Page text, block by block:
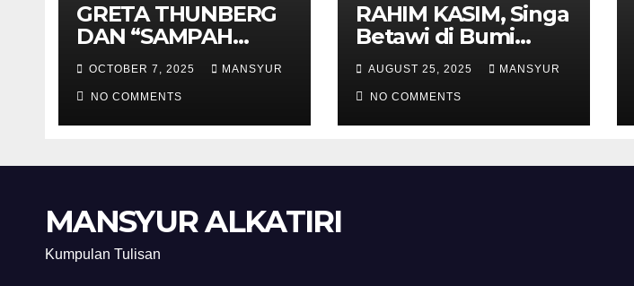
GRETA THUNBERG
DAN “SAMPAH
BERSORBAN”
OCTOBER 7, 2025 MANSYUR
NO COMMENTS
RAHIM KASIM, Singa
Betawi di Bumi
Andalas
AUGUST 25, 2025 MANSYUR
NO COMMENTS
MANSYUR ALKATIRI
Kumpulan Tulisan